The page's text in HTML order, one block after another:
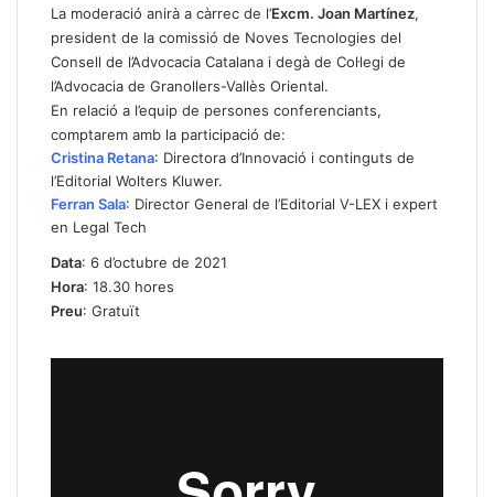
La moderació anirà a càrrec de l’Excm. Joan Martínez,
president de la comissió de Noves Tecnologies del
Consell de l’Advocacia Catalana i degà de Col·legi de
l’Advocacia de Granollers-Vallès Oriental.
En relació a l’equip de persones conferenciants,
comptarem amb la participació de:
Cristina Retana: Directora d’Innovació i continguts de
l’Editorial Wolters Kluwer.
Ferran Sala: Director General de l’Editorial V-LEX i expert
en Legal Tech
Data: 6 d’octubre de 2021
Hora: 18.30 hores
Preu: Gratuït